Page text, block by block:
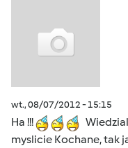
wt., 08/07/2012 - 15:15
Ha !!!
myslicie Kochane, tak